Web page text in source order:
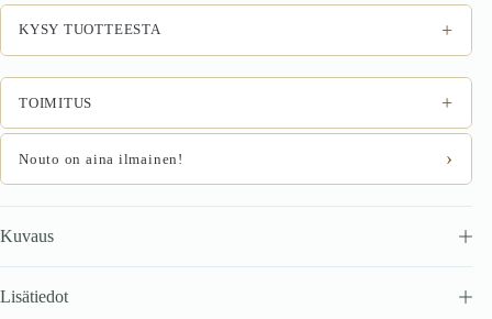
KYSY TUOTTEESTA +
TOIMITUS +
Nouto on aina ilmainen! ›
Kuvaus
Lisätiedot